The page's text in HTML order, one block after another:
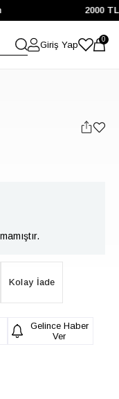
2000 TL ve
Giriş Yap
0
Kolay İade
Gelince Haber
Ver